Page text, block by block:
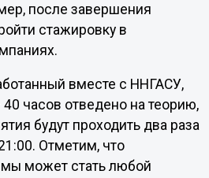
после завершения
стажировку в
вместе с ННГАСУ,
часов отведено на теорию,
будут проходить два раза
Отметим, что
может стать любой